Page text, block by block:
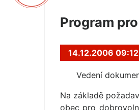
Program
14.12.2006 09:12
Vedení
Na základě
obec pro